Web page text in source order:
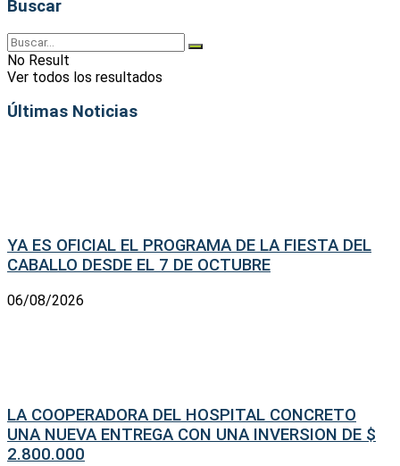
Buscar
No Result
Ver todos los resultados
Últimas Noticias
YA ES OFICIAL EL PROGRAMA DE LA FIESTA DEL
CABALLO DESDE EL 7 DE OCTUBRE
06/08/2026
LA COOPERADORA DEL HOSPITAL CONCRETO
UNA NUEVA ENTREGA CON UNA INVERSION DE $
2.800.000